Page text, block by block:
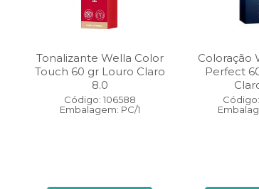
Tonalizante Wella Color
Touch 60 gr Louro Claro
8.0
Código: 106588
Embalagem: PC/1
Coloração
Perfect